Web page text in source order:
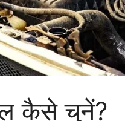
कैसे चुनें?